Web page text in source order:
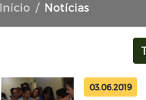
Início Notícias
03.06.2019